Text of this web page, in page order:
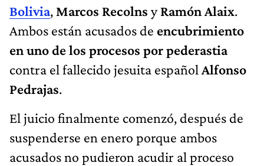
Bolivia, Marcos Recolns yRamón Alaix.
Ambos están acusados de encubrimiento
en uno de los procesos por pederastia
contra el fallecido jesuita español Alfonso
Pedrajas.
El juicio finalmente comenzó, después de
suspenderse en enero porque ambos
acusados no pudieron acudir al proceso